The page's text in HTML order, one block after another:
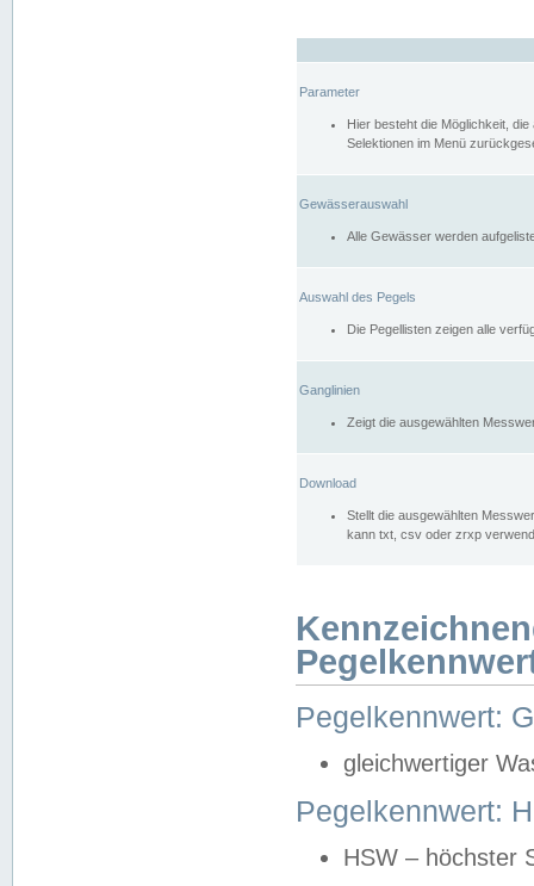
Parameter
Hier besteht die Möglichkeit,
Selektionen im Menü
Gewässerauswahl
Alle Gewässer werden
Auswahl des Pegels
Die Pegellisten zeigen alle
Ganglinien
Zeigt die ausgewählten
Download
Stellt die ausgewählten
kann txt, csv oder zrxp
Pegelkennwert:
gleichwertiger
Pegelkennwert:
HSW – höchster